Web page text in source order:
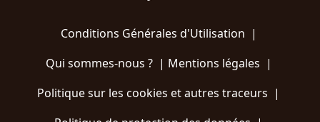
Conditions Générales d'Utilisation |
Qui sommes-nous ?| Mentions légales |
Politique sur les cookies et autres traceurs |